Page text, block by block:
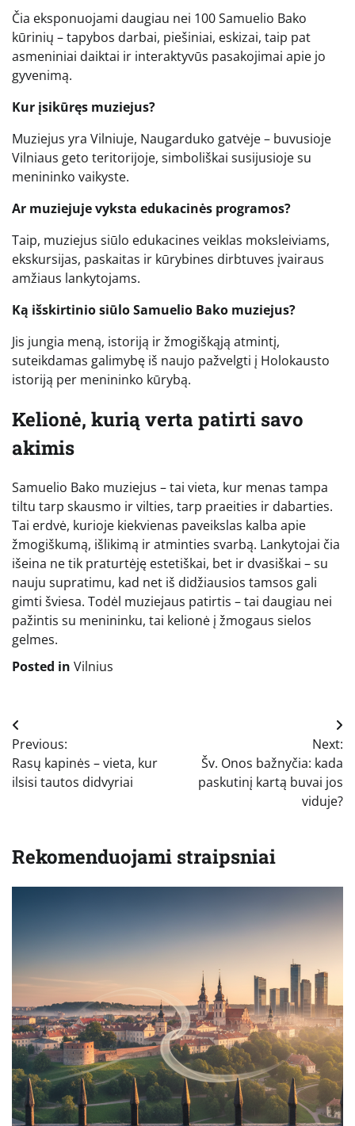
Čia eksponuojami daugiau nei 100 Samuelio Bako
kūrinių – tapybos darbai, piešiniai, eskizai, taip pat
asmeniniai daiktai ir interaktyvūs pasakojimai apie jo
gyvenimą.
Kur įsikūręs muziejus?
Muziejus yra Vilniuje, Naugarduko gatvėje – buvusioje
Vilniaus geto teritorijoje, simboliškai susijusioje su
menininko vaikyste.
Ar muziejuje vyksta edukacinės programos?
Taip, muziejus siūlo edukacines veiklas moksleiviams,
ekskursijas, paskaitas ir kūrybines dirbtuves įvairaus
amžiaus lankytojams.
Ką išskirtinio siūlo Samuelio Bako muziejus?
Jis jungia meną, istoriją ir žmogiškąją atmintį,
suteikdamas galimybę iš naujo pažvelgti į Holokausto
istoriją per menininko kūrybą.
Kelionė, kurią verta patirti savo
akimis
Samuelio Bako muziejus – tai vieta, kur menas tampa
tiltu tarp skausmo ir vilties, tarp praeities ir dabarties.
Tai erdvė, kurioje kiekvienas paveikslas kalba apie
žmogiškumą, išlikimą ir atminties svarbą. Lankytojai čia
išeina ne tik praturtėję estetiškai, bet ir dvasiškai – su
nauju supratimu, kad net iš didžiausios tamsos gali
gimti šviesa. Todėl muziejaus patirtis – tai daugiau nei
pažintis su menininku, tai kelionė į žmogaus sielos
gelmes.
Posted in Vilnius
Navigacija
tarp
įrašų
Previous:
Rasų kapinės – vieta, kur
ilsisi tautos didvyriai
Next:
Šv. Onos bažnyčia: kada
paskutinį kartą buvai jos
viduje?
Rekomenduojami straipsniai